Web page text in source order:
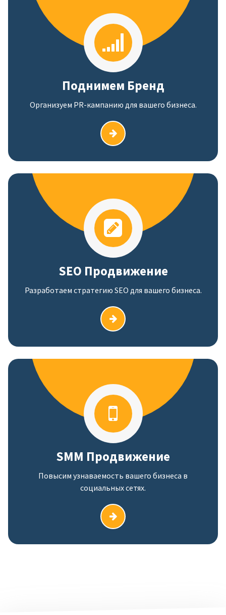
Поднимем Бренд
Организуем PR-кампанию для вашего бизнеса.
SEO Продвижение
Разработаем стратегию SEO для вашего бизнеса.
SMM Продвижение
Повысим узнаваемость вашего бизнеса в
социальных сетях.